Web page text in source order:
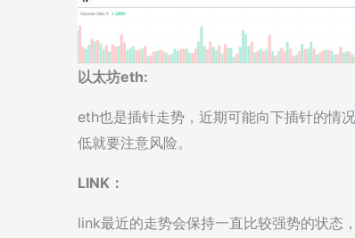
以太坊eth:
eth也是插针走势，近期可能向下插针的情
低就要注意风险。
LINK：
link最近的走势会保持一直比较强势的状态